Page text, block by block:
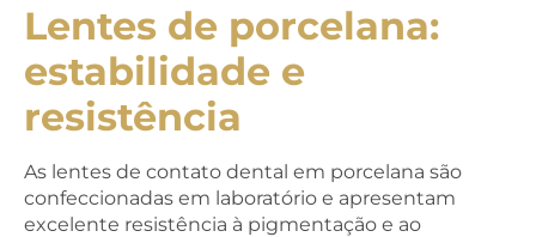
Lentes de porcelana:
estabilidade e
resistência
As lentes de contato dental em porcelana são
confeccionadas em laboratório e apresentam
excelente resistência à pigmentação e ao